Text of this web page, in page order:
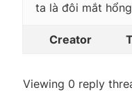
ta là đôi mắt
Creator
Viewing 0 reply